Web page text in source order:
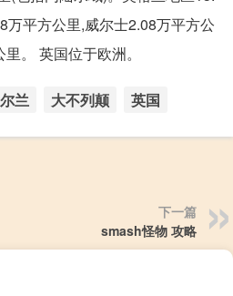
万平方公里,威尔士2.08万平方公
。 英国位于欧洲。
兰 大不列颠 英国
下一篇
smash怪物 攻略